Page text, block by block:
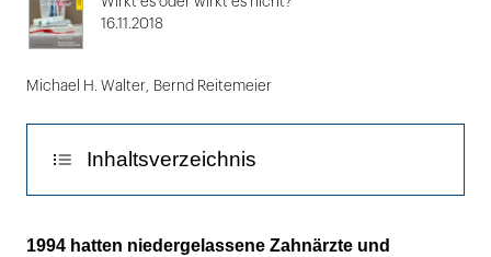
16.11.2018
Michael H. Walter Bernd Reitemeier
Inhaltsverzeichnis
Auf das Design kommt es an
1994 hatten niedergelassene Zahnärzte und